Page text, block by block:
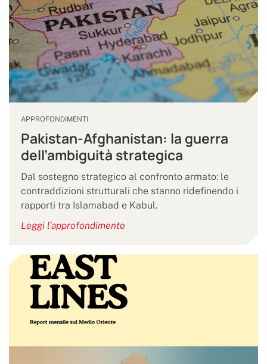
APPROFONDIMENTI
Pakistan-Afghanistan: la guerra
dell’ambiguità strategica
Dal sostegno strategico al confronto armato: le
contraddizioni strutturali che stanno ridefinendo i
rapporti tra Islamabad e Kabul.
Leggi l'approfondimento